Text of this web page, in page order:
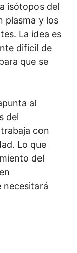
isótopos del
plasma y los
La idea es
difícil de
que se
al
del
con
Lo que
del
necesitará